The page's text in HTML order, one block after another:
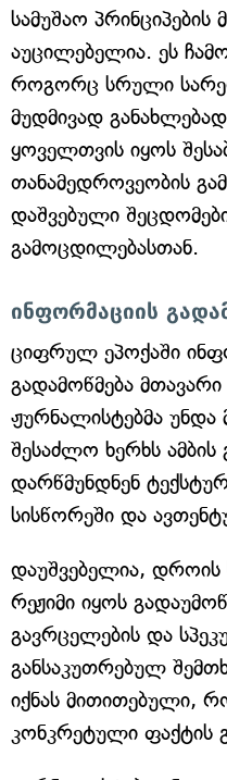
სამუშაო პრინციპების
აუცილებელია. ეს
როგორც სრული
მუდმივად
ყოველთვის იყოს
თანამედროვეობის
დაშვებული
გამოცდილებასთან.
ინფორმაციის
ციფრულ ეპოქაში
გადამოწმება მთავარი
ჟურნალისტებმა
შესაძლო ხერხს ამბის
დარწმუნდნენ
სისწორეში და
დაუშვებელია, დროის
რეჟიმი იყოს
გავრცელების და
განსაკუთრებულ
იქნას მითითებული,
კონკრეტული ფაქტის